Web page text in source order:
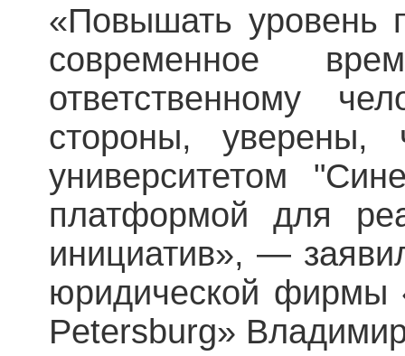
«Повышать уровень
современное
ответственному
стороны, уверены,
университетом
платформой для
инициатив», —
юридической фирмы
Petersburg»